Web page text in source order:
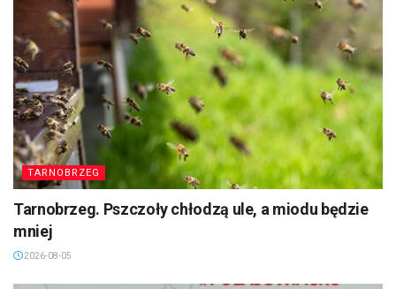
TARNOBRZEG
Tarnobrzeg. Pszczoły chłodzą ule, a miodu będzie
mniej
2026-08-05